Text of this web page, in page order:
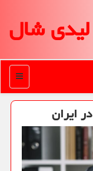
لیدی شال
منو
ایران